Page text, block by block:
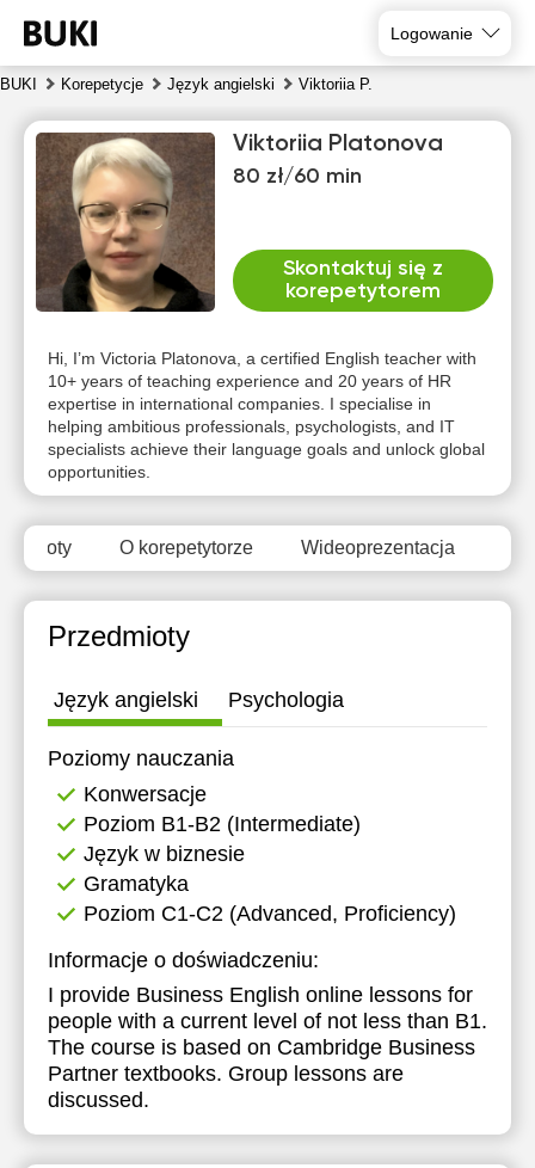
Logowanie
BUKI Korepetycje Język angielski Viktoriia P.
Viktoriia Platonova
80 zł/60 min
Skontaktuj się z
korepetytorem
Hi, I’m Victoria Platonova, a certified English teacher with
10+ years of teaching experience and 20 years of HR
expertise in international companies. I specialise in
helping ambitious professionals, psychologists, and IT
specialists achieve their language goals and unlock global
opportunities.
O korepetytorze Wideoprezentacja
Przedmioty
Język angielski Psychologia
Poziomy nauczania
Konwersacje
Poziom B1-B2 (Intermediate)
Język w biznesie
Gramatyka
Poziom C1-C2 (Advanced, Proficiency)
Informacje o doświadczeniu:
I provide Business English online lessons for
people with a current level of not less than B1.
The course is based on Cambridge Business
Partner textbooks. Group lessons are
discussed.
7
8
9
10
11
12
18:00
18:30
Brak
dostępnych
terminów
Brak
dostępnych
terminów
Brak
dostępnych
terminów
Brak
dostępnych
terminów
dostępnych
terminów